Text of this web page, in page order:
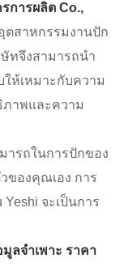
การผลิต Co.,
ตสาหกรรมงานปัก
ทจึงสามารถนำ
ให้เหมาะกับความ
ภาพและความ
ารถในการปักของ
ของคุณเอง การ
Yeshi จะเป็นการ
มูลจำเพาะ ราคา